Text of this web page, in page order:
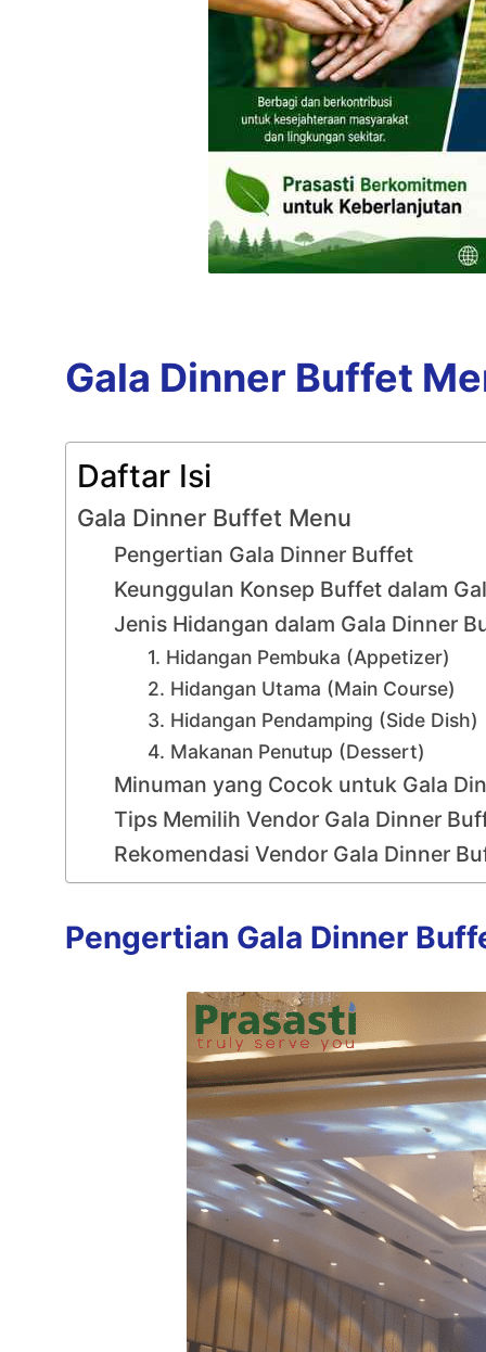
Gala Dinner Buffet
Daftar Isi
Gala Dinner Buffet Menu
Pengertian Gala Dinner Buffet
Keunggulan Konsep Buffet dalam
Jenis Hidangan dalam Gala Dinner
1. Hidangan Pembuka (Appetizer)
2. Hidangan Utama (Main Course)
3. Hidangan Pendamping (Side Dish)
4. Makanan Penutup (Dessert)
Minuman yang Cocok untuk Gala
Tips Memilih Vendor Gala Dinner
Rekomendasi Vendor Gala Dinner
Pengertian Gala Dinner